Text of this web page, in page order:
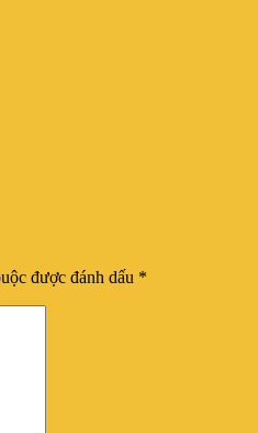
được đánh dấu *